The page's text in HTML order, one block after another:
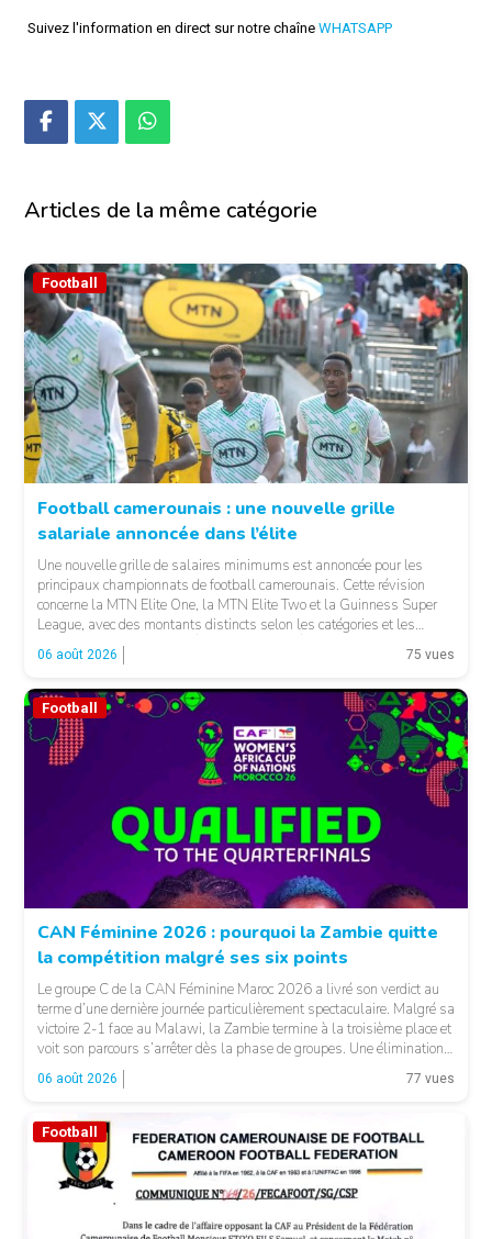
Suivez l'information en direct sur notre chaîne WHATSAPP
Articles de la même catégorie
Football
Football camerounais : une nouvelle grille
salariale annoncée dans l’élite
Une nouvelle grille de salaires minimums est annoncée pour les
principaux championnats de football camerounais. Cette révision
concerne la MTN Elite One, la MTN Elite Two et la Guinness Super
League, avec des montants distincts selon les catégories et les
fonctions. LA SUITE APRÈS LA PUBLICITÉ Selon les informations
relayées par Allez Les Lions, […]
06 août 2026 75 vues
Football
CAN Féminine 2026 : pourquoi la Zambie quitte
la compétition malgré ses six points
Le groupe C de la CAN Féminine Maroc 2026 a livré son verdict au
terme d’une dernière journée particulièrement spectaculaire. Malgré sa
victoire 2-1 face au Malawi, la Zambie termine à la troisième place et
voit son parcours s’arrêter dès la phase de groupes. Une élimination
qui peut surprendre au regard du classement général : […]
06 août 2026 77 vues
Football